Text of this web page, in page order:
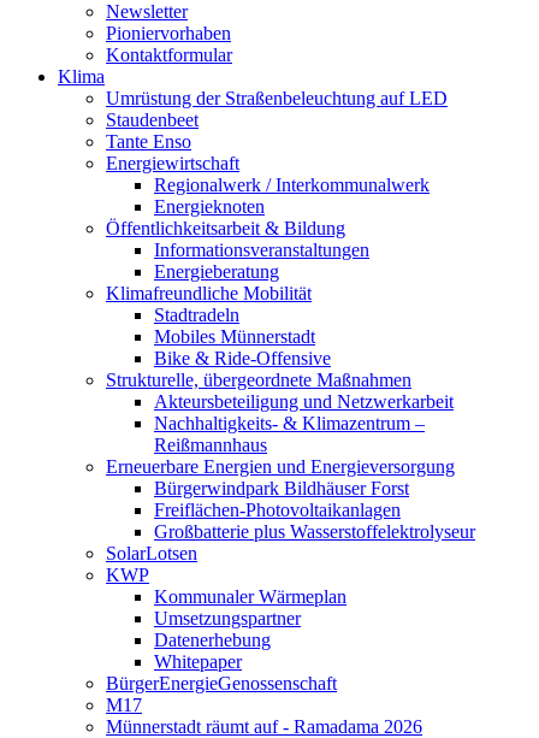
Newsletter
Pioniervorhaben
Kontaktformular
Klima
Umrüstung der Straßenbeleuchtung auf LED
Staudenbeet
Tante Enso
Energiewirtschaft
Regionalwerk / Interkommunalwerk
Energieknoten
Öffentlichkeitsarbeit & Bildung
Informationsveranstaltungen
Energieberatung
Klimafreundliche Mobilität
Stadtradeln
Mobiles Münnerstadt
Bike & Ride-Offensive
Strukturelle, übergeordnete Maßnahmen
Akteursbeteiligung und Netzwerkarbeit
Nachhaltigkeits- & Klimazentrum –
Reißmannhaus
Erneuerbare Energien und Energieversorgung
Bürgerwindpark Bildhäuser Forst
Freiflächen-Photovoltaikanlagen
Großbatterie plus Wasserstoffelektrolyseur
SolarLotsen
KWP
Kommunaler Wärmeplan
Umsetzungspartner
Datenerhebung
Whitepaper
BürgerEnergieGenossenschaft
M17
Münnerstadt räumt auf - Ramadama 2026